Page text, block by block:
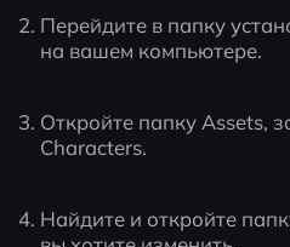
Перейдите в папку
на вашем компьютере.
Откройте папку Assets,
Characters.
Найдите и откройте